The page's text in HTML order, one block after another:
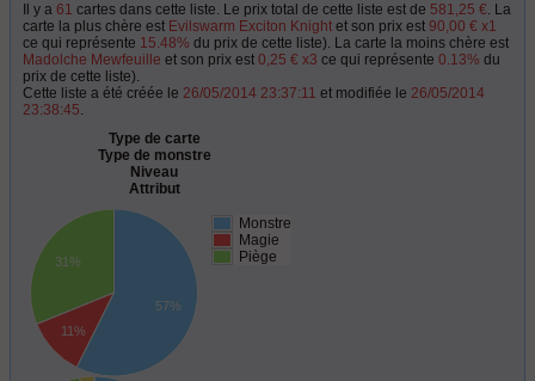
Il y a 61 cartes dans cette liste. Le prix total de cette liste est de 581,25 €. La
carte la plus chère est Evilswarm Exciton Knight et son prix est 90,00 € x1
ce qui représente 15.48% du prix de cette liste). La carte la moins chère est
Madolche Mewfeuille et son prix est 0,25 € x3 ce qui représente 0.13% du
prix de cette liste).
Cette liste a été créée le 26/05/2014 23:37:11 et modifiée le 26/05/2014
23:38:45.
Type de carte
Type de monstre
Niveau
Attribut
Monstre
Magie
Piège
57%
11%
31%